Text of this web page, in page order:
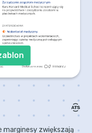
marginesy zwiększają